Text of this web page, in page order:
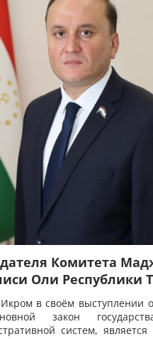
Комитета
Оли Республики
и
Камолзоды
в своём выступлении
закон
систем,